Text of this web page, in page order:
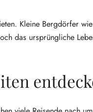
Kleine Bergdörfer
das ursprüngliche